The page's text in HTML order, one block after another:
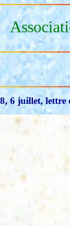
6 juillet, lettre